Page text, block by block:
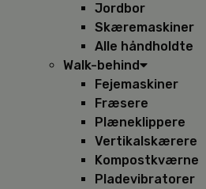
Jordbor
Skæremaskiner
Alle håndholdte
Walk-behind
Fejemaskiner
Fræsere
Plæneklippere
Vertikalskærere
Kompostkværne
Pladevibratorer